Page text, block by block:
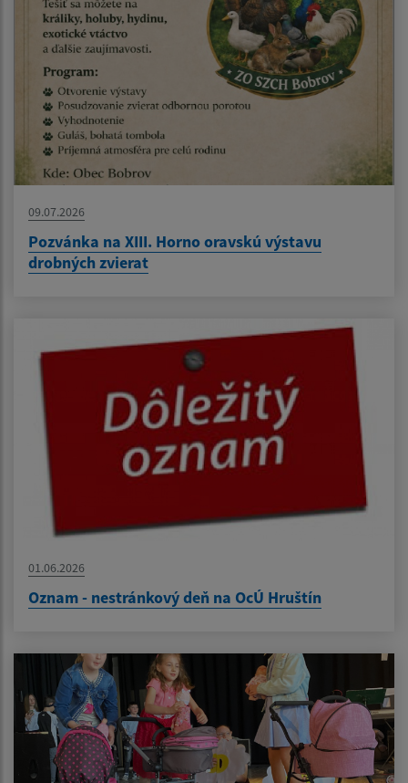
09.07.2026
Pozvánka na XIII. Horno oravskú výstavu
drobných zvierat
01.06.2026
Oznam - nestránkový deň na OcÚ Hruštín